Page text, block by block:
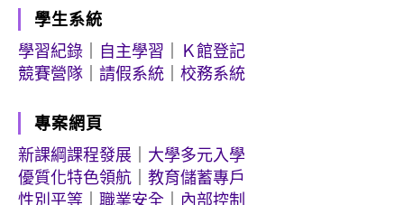
學生系統
學習紀錄
自主學習
Ｋ館登記
競賽營隊
請假系統 校務系統
專案網頁
新課綱課程發展
大學多元入學
優質化特色領航
教育儲蓄專戶
性別平等
職業安全
內部控制